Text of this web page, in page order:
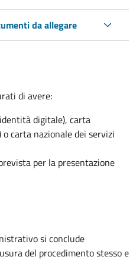
da allegare
di avere:
digitale), carta
carta nazionale dei servizi
per la presentazione
si conclude
del procedimento stesso e